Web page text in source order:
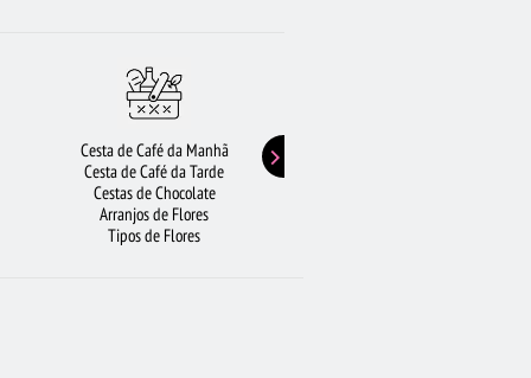
Cesta de Café da Manhã
Cesta de Café da Tarde
Cestas de Chocolate
Arranjos de Flores
Tipos de Flores